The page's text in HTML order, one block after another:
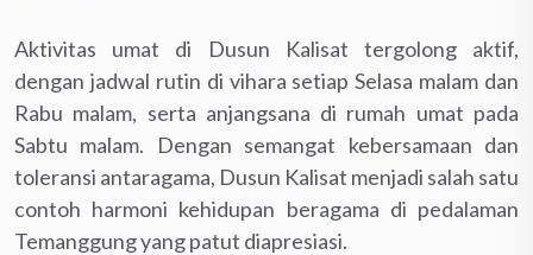
Aktivitas umat di Dusun Kalisat tergolong aktif,
dengan jadwal rutin di vihara setiap Selasa malam dan
Rabu malam, serta anjangsana di rumah umat pada
Sabtu malam. Dengan semangat kebersamaan dan
toleransi antaragama, Dusun Kalisat menjadi salah satu
contoh harmoni kehidupan beragama di pedalaman
Temanggung yang patut diapresiasi.